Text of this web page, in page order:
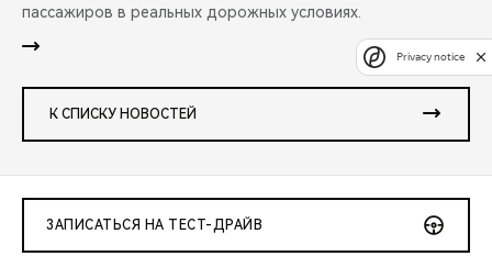
пассажиров в реальных дорожных условиях.
К СПИСКУ НОВОСТЕЙ
ЗАПИСАТЬСЯ НА ТЕСТ-ДРАЙВ
Privacy notice